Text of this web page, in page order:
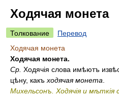
Ходячая монета
Толкование
Перевод
Ходячая монета
Ходячая монета.
Ср. Ходячія слова имѣютъ
цѣну, какъ ходячая монета
Михельсонъ. Ходячія и мѣткія